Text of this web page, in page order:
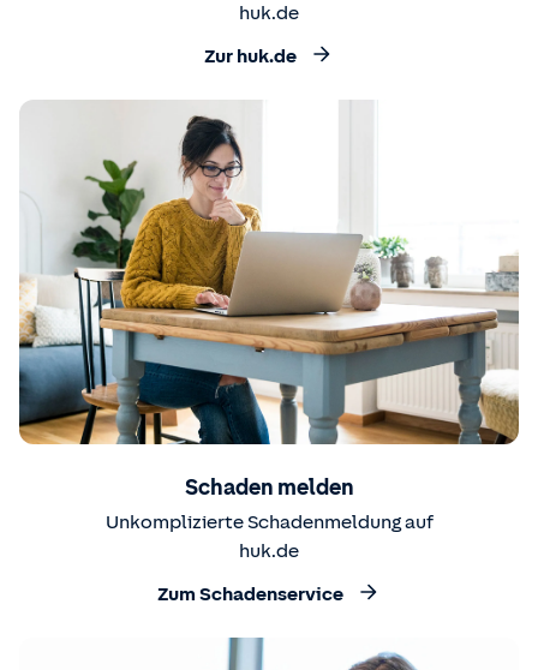
huk.de
Zur huk.de
Schaden melden
Unkomplizierte Schadenmeldung auf
huk.de
Zum Schadenservice